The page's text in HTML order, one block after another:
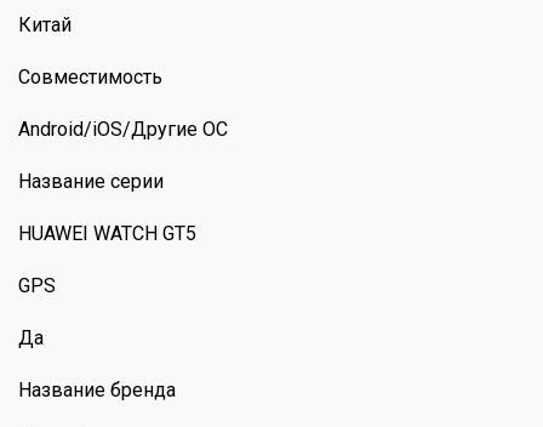
Китай
Совместимость
Android/iOS/Другие ОС
Название серии
HUAWEI WATCH GT5
GPS
Да
Название бренда